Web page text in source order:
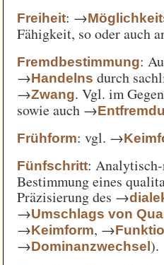
Freiheit: →
Fähigkeit, so oder auch
Fremdbestimmung:
→Handelns durch
→Zwang. Vgl. im
sowie auch →
Frühform: vgl. →
Fünfschritt:
Bestimmung eines
Präzisierung des →
→Umschlags von
→Keimform, →
→Dominanzwechsel).